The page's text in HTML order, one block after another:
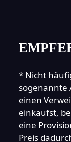
* Nicht
sogenannte
einen
einkaufst,
eine
Preis